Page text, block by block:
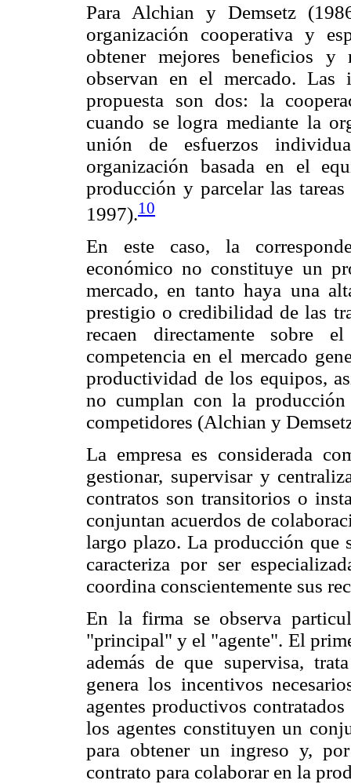
Para Alchian y Demsetz
organización cooperativa y
obtener mejores beneficios y
observan en el mercado. Las
propuesta son dos: la
cuando se logra mediante la
unión de esfuerzos
organización basada en el
producción y parcelar las
1997).10
En este caso, la
económico no constituye un
mercado, en tanto haya una
prestigio o credibilidad de las
recaen directamente sobre
competencia en el mercado
productividad de los equipos,
no cumplan con la producción
competidores (Alchian y
La empresa es considerada
gestionar, supervisar y
contratos son transitorios o
conjuntan acuerdos de
largo plazo. La producción que
caracteriza por ser
coordina conscientemente sus
En la firma se observa
"principal" y el "agente". El
además de que supervisa,
genera los incentivos
agentes productivos
los agentes constituyen un
para obtener un ingreso y,
contrato para colaborar en la